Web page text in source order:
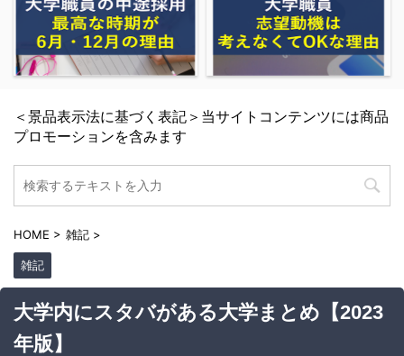
＜景品表示法に基づく表記＞当サイトコンテンツには商品
プロモーションを含みます
HOME > 雑記 >
雑記
大学内にスタバがある大学まとめ【2023
年版】